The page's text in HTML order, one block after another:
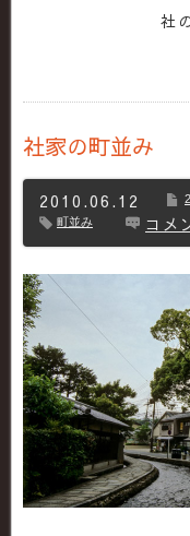
社
社家の町並み
2010.06.12
町並み
コメ